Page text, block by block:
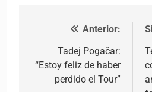
Navegación de
Anterior:
Tadej Pogačar:
“Estoy feliz de haber
perdido el Tour”